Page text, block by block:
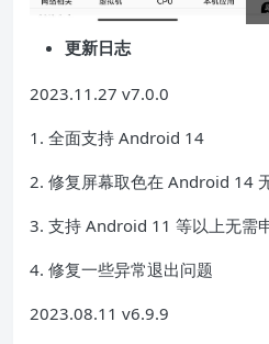
更新日志
2023.11.27 v7.0.0
1. 全面支持 Android 14
2. 修复屏幕取色在 Android 14
3. 支持 Android 11 等以上无需
4. 修复一些异常退出问题
2023.08.11 v6.9.9